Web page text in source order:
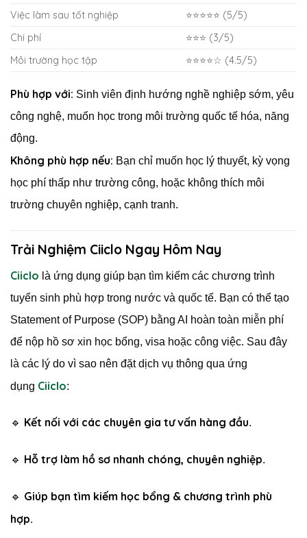
Việc làm sau tốt nghiệp
⭐⭐⭐⭐⭐ (5/5)
Chi phí
⭐⭐⭐ (3/5)
Môi trường học tập
⭐⭐⭐⭐☆ (4.5/5)
Phù hợp với: Sinh viên định hướng nghề nghiệp sớm, yêu
công nghệ, muốn học trong môi trường quốc tế hóa, năng
động.
Không phù hợp nếu: Bạn chỉ muốn học lý thuyết, kỳ vọng
học phí thấp như trường công, hoặc không thích môi
trường chuyên nghiệp, cạnh tranh.
Trải Nghiệm Ciiclo Ngay Hôm Nay
Ciiclo là ứng dụng giúp bạn tìm kiếm các chương trình
tuyển sinh phù hợp trong nước và quốc tế. Bạn có thể tạo
Statement of Purpose (SOP) bằng AI hoàn toàn miễn phí
để nộp hồ sơ xin học bổng, visa hoặc công việc. Sau đây
là các lý do vì sao nên đặt dịch vụ thông qua ứng
dụng Ciiclo:
🔹 Kết nối với các chuyên gia tư vấn hàng đầu.
🔹 Hỗ trợ làm hồ sơ nhanh chóng, chuyên nghiệp.
🔹 Giúp bạn tìm kiếm học bổng & chương trình phù
hợp.